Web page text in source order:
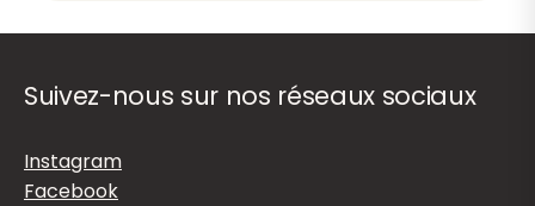
Suivez-nous sur nos réseaux sociaux
Instagram
Facebook